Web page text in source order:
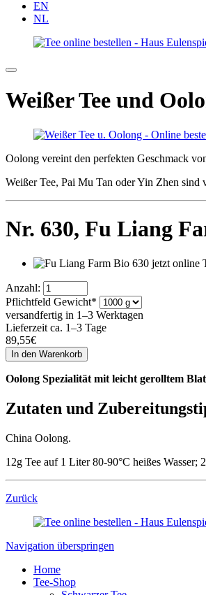
EN
NL
Weißer Tee und
Oolong vereint den perfekten Geschmack
Weißer Tee, Pai Mu Tan oder Yin Zhen sind
Nr. 630, Fu Liang
Anzahl:
Pflichtfeld Gewicht*
versandfertig in 1–3 Werktagen
Lieferzeit ca. 1–3 Tage
89,55€
Oolong Spezialität mit leicht gerolltem
Zutaten und
China Oolong.
12g Tee auf 1 Liter 80-90°C heißes Wasser;
Zurück
Navigation überspringen
Home
Tee-Shop